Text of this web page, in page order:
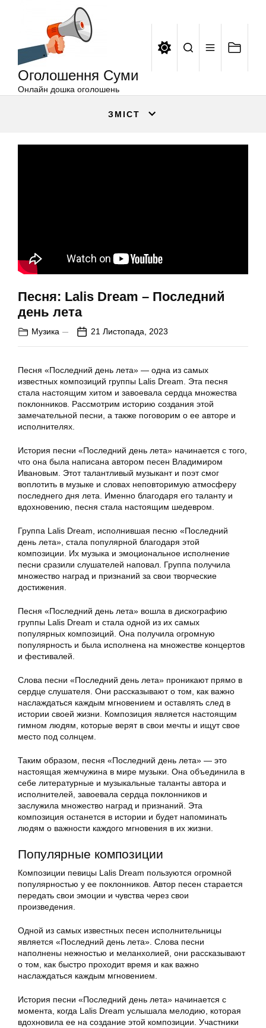
Оголошення Суми
Онлайн дошка оголошень
ЗМІСТ
Песня: Lalis Dream – Последний
день лета
Музика 21 Листопада, 2023
Песня «Последний день лета» — одна из самых
известных композиций группы Lalis Dream. Эта песня
стала настоящим хитом и завоевала сердца множества
поклонников. Рассмотрим историю создания этой
замечательной песни, а также поговорим о ее авторе и
исполнителях.
История песни «Последний день лета» начинается с того,
что она была написана автором песен Владимиром
Ивановым. Этот талантливый музыкант и поэт смог
воплотить в музыке и словах неповторимую атмосферу
последнего дня лета. Именно благодаря его таланту и
вдохновению, песня стала настоящим шедевром.
Группа Lalis Dream, исполнившая песню «Последний
день лета», стала популярной благодаря этой
композиции. Их музыка и эмоциональное исполнение
песни сразили слушателей наповал. Группа получила
множество наград и признаний за свои творческие
достижения.
Песня «Последний день лета» вошла в дискографию
группы Lalis Dream и стала одной из их самых
популярных композиций. Она получила огромную
популярность и была исполнена на множестве концертов
и фестивалей.
Слова песни «Последний день лета» проникают прямо в
сердце слушателя. Они рассказывают о том, как важно
наслаждаться каждым мгновением и оставлять след в
истории своей жизни. Композиция является настоящим
гимном людям, которые верят в свои мечты и ищут свое
место под солнцем.
Таким образом, песня «Последний день лета» — это
настоящая жемчужина в мире музыки. Она объединила в
себе литературные и музыкальные таланты автора и
исполнителей, завоевала сердца поклонников и
заслужила множество наград и признаний. Эта
композиция останется в истории и будет напоминать
людям о важности каждого мгновения в их жизни.
Популярные композиции
Композиции певицы Lalis Dream пользуются огромной
популярностью у ее поклонников. Автор песен старается
передать свои эмоции и чувства через свои
произведения.
Одной из самых известных песен исполнительницы
является «Последний день лета». Слова песни
наполнены нежностью и меланхолией, они рассказывают
о том, как быстро проходит время и как важно
наслаждаться каждым мгновением.
История песни «Последний день лета» начинается с
момента, когда Lalis Dream услышала мелодию, которая
вдохновила ее на создание этой композиции. Участники